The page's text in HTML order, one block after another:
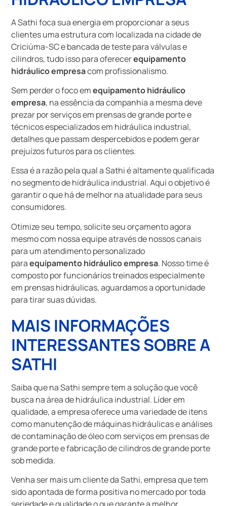
A Sathi foca sua energia em proporcionar a seus
clientes uma estrutura com localizada na cidade de
Criciúma-SC e bancada de teste para válvulas e
cilindros, tudo isso para oferecerequipamento
hidráulico empresacom profissionalismo.
Sem perder o foco emequipamento hidráulico
empresa, na essência da companhia a mesma deve
prezar por serviços em prensas de grande porte e
técnicos especializados em hidráulica industrial,
detalhes que passam despercebidos e podem gerar
prejuízos futuros para os clientes.
Essa é a razão pela qual a Sathi é altamente qualificada
no segmento de hidráulica industrial. Aqui o objetivo é
garantir o que há de melhor na atualidade para seus
consumidores.
Otimize seu tempo, solicite seu orçamento agora
mesmo com nossa equipe através de nossos canais
para um atendimento personalizado
paraequipamento hidráulico empresa. Nosso time é
composto por funcionários treinados especialmente
em prensas hidráulicas, aguardamos a oportunidade
para tirar suas dúvidas.
MAIS INFORMAÇÕES
INTERESSANTES SOBRE A
SATHI
Saiba que na Sathi sempre tem a solução que você
busca na área de hidráulica industrial. Líder em
qualidade, a empresa oferece uma variedade de itens
como manutenção de máquinas hidráulicas e análises
de contaminação de óleo com serviços em prensas de
grande porte e fabricação de cilindros de grande porte
sob medida.
Venha ser mais um cliente da Sathi, empresa que tem
sido apontada de forma positiva no mercado por toda